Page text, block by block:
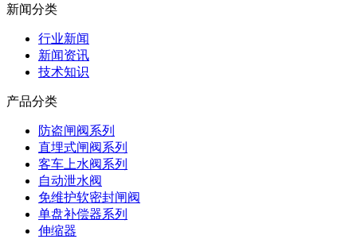
新闻分类
行业新闻
新闻资讯
技术知识
产品分类
防盗闸阀系列
直埋式闸阀系列
客车上水阀系列
自动泄水阀
免维护软密封闸阀
单盘补偿器系列
伸缩器